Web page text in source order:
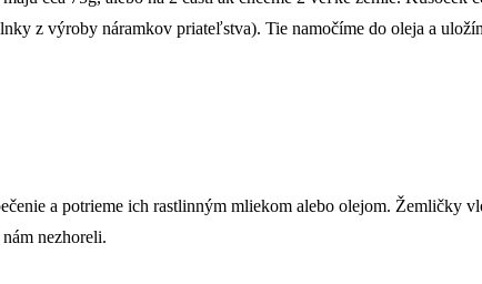
z výroby náramkov priateľstva). Tie namočíme do oleja a
a potrieme ich rastlinným mliekom alebo olejom. Žemličky
nezhoreli.